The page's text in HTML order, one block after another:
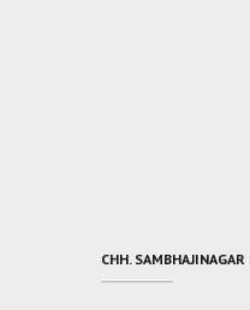
CHH. SAMBHAJINAGAR